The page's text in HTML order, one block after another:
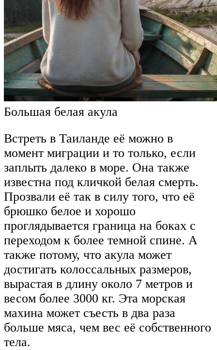
Большая белая акула
Встреть в Таиланде её можно в
момент миграции и то только, если
заплыть далеко в море. Она также
известна под кличкой белая смерть.
Прозвали её так в силу того, что её
брюшко белое и хорошо
проглядывается граница на боках с
переходом к более темной спине. А
также потому, что акула может
достигать колоссальных размеров,
вырастая в длину около 7 метров и
весом более 3000 кг. Эта морская
махина может съесть в два раза
больше мяса, чем вес её собственного
тела.